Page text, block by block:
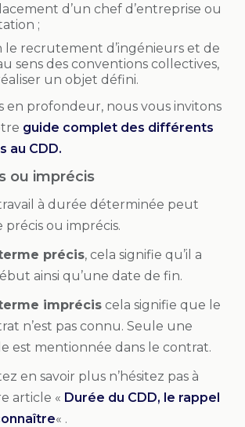
d’un chef d’entreprise ou
;
le recrutement d’ingénieurs et de
sens des conventions collectives,
un objet défini.
en profondeur, nous vous invitons
guide complet des différents
au CDD.
ou imprécis
à durée déterminée peut
ou imprécis.
précis, cela signifie qu’il a
ainsi qu’une date de fin.
imprécis cela signifie que le
n’est pas connu. Seule une
est mentionnée dans le contrat.
en savoir plus n’hésitez pas à
article « Durée du CDD, le rappel
« .